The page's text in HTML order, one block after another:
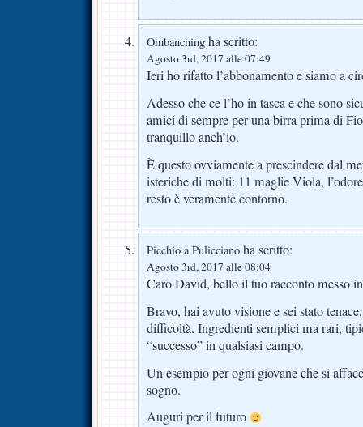
Ombanching ha scritto:
Agosto 3rd, 2017 alle 07:49
Ieri ho rifatto l’abbonamento e siamo a
Adesso che ce l’ho in tasca e che sono
amici di sempre per una birra prima di
tranquillo anch’io.
È questo ovviamente a prescindere dal
isteriche di molti: 11 maglie Viola,
resto è veramente contorno.
Picchio a Pulicciano ha scritto:
Agosto 3rd, 2017 alle 08:04
Caro David, bello il tuo racconto messo
Bravo, hai avuto visione e sei stato
difficoltà. Ingredienti semplici ma rari,
“successo” in qualsiasi campo.
Un esempio per ogni giovane che si
sogno.
Auguri per il futuro